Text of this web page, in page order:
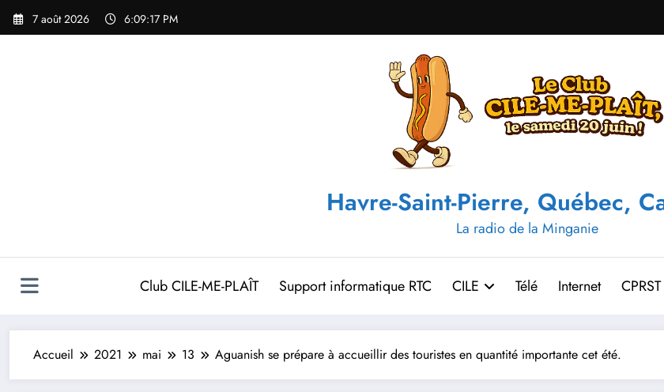
Aller
7 août 2026 6:09:17 PM
Havre-Saint-Pierre, Québec,
La radio de la Minganie
Club CILE-ME-PLAÎT Support informatique RTC CILE Télé Internet
Accueil 2021 mai 13 Aguanish se prépare à accueillir des touristes en quantité importante cet été.